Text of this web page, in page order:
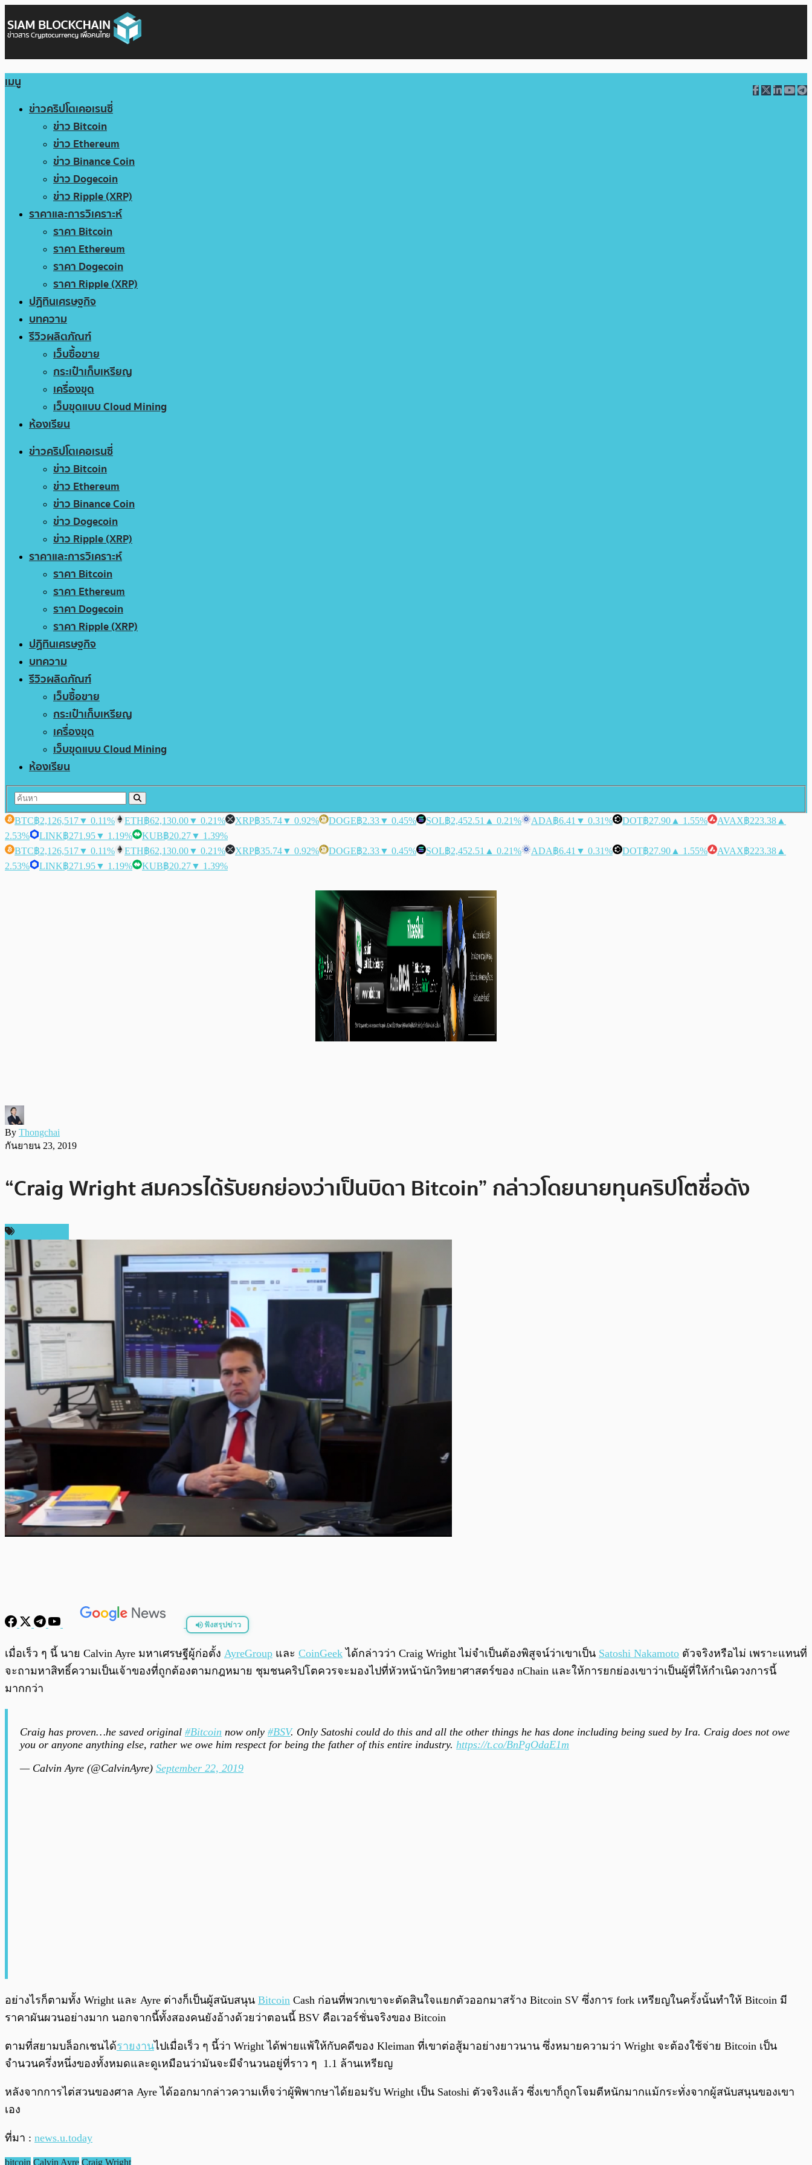
เมนู
ข่าวคริปโตเคอเรนซี่
ข่าว Bitcoin
ข่าว Ethereum
ข่าว Binance Coin
ข่าว Dogecoin
ข่าว Ripple (XRP)
ราคาและการวิเคราะห์
ราคา Bitcoin
ราคา Ethereum
ราคา Dogecoin
ราคา Ripple (XRP)
ปฏิทินเศรษฐกิจ
บทความ
รีวิวผลิตภัณฑ์
เว็บซื้อขาย
กระเป๋าเก็บเหรียญ
เครื่องขุด
เว็บขุดแบบ Cloud Mining
ห้องเรียน
ข่าวคริปโตเคอเรนซี่
ข่าว Bitcoin
ข่าว Ethereum
ข่าว Binance Coin
ข่าว Dogecoin
ข่าว Ripple (XRP)
ราคาและการวิเคราะห์
ราคา Bitcoin
ราคา Ethereum
ราคา Dogecoin
ราคา Ripple (XRP)
ปฏิทินเศรษฐกิจ
บทความ
รีวิวผลิตภัณฑ์
เว็บซื้อขาย
กระเป๋าเก็บเหรียญ
เครื่องขุด
เว็บขุดแบบ Cloud Mining
ห้องเรียน
BTC฿2,126,517▼ 0.11% ETH฿62,130.00▼ 0.21% XRP฿35.74▼ 0.92% DOGE฿2.33▼ 0.45% SOL฿2,452.51 ▲ 0.21% ADA฿6.41 ▼ 0.31% DOT฿27.90 ▲ 1.55% AVAX฿223.38 ▲
2.53%
LINK฿271.95▼ 1.19% KUB฿20.27▼ 1.39%
BTC฿2,126,517▼ 0.11% ETH฿62,130.00▼ 0.21% XRP฿35.74▼ 0.92% DOGE฿2.33▼ 0.45% SOL฿2,452.51 ▲ 0.21% ADA฿6.41 ▼ 0.31% DOT฿27.90 ▲ 1.55% AVAX฿223.38 ▲
2.53%
LINK฿271.95▼ 1.19% KUB฿20.27▼ 1.39%
By Thongchai
กันยายน 23, 2019
“Craig Wright สมควรได้รับยกย่องว่าเป็นบิดา Bitcoin” กล่าวโดยนายทุนคริปโตชื่อดัง
ฟังสรุปข่าว
พร้อมเล่น 0:00 /
เมื่อเร็ว ๆ นี้ นาย Calvin Ayre มหาเศรษฐีผู้ก่อตั้ง AyreGroup และ CoinGeek ได้กล่าวว่า Craig Wright ไม่จำเป็นต้องพิสูจน์ว่าเขาเป็น Satoshi Nakamoto ตัวจริงหรือไม่ เพราะแทนที่
จะถามหาสิทธิ์ความเป็นเจ้าของที่ถูกต้องตามกฎหมาย ชุมชนคริปโตควรจะมองไปที่หัวหน้านักวิทยาศาสตร์ของ nChain และให้การยกย่องเขาว่าเป็นผู้ที่ให้กำเนิดวงการนี้
มากกว่า
Craig has proven…he saved original #Bitcoin now only #BSV. Only Satoshi could do this and all the other things he has done including being sued by Ira. Craig does not owe
you or anyone anything else, rather we owe him respect for being the father of this entire industry. https://t.co/BnPgOdaE1m
— Calvin Ayre (@CalvinAyre) September 22, 2019
อย่างไรก็ตามทั้ง Wright และ Ayre ต่างก็เป็นผู้สนับสนุน Bitcoin Cash ก่อนที่พวกเขาจะตัดสินใจแยกตัวออกมาสร้าง Bitcoin SV ซึ่งการ fork เหรียญในครั้งนั้นทำให้ Bitcoin มี
ราคาผันผวนอย่างมาก นอกจากนี้ทั้งสองคนยังอ้างด้วยว่าตอนนี้ BSV คือเวอร์ชั่นจริงของ Bitcoin
ตามที่สยามบล็อกเชนได้รายงานไปเมื่อเร็ว ๆ นี้ว่า Wright ได้พ่ายแพ้ให้กับคดีของ Kleiman ที่เขาต่อสู้มาอย่างยาวนาน ซึ่งหมายความว่า Wright จะต้องใช้จ่าย Bitcoin เป็น
จำนวนครึ่งหนึ่งของทั้งหมดและดูเหมือนว่ามันจะมีจำนวนอยู่ที่ราว ๆ 1.1 ล้านเหรียญ
หลังจากการไต่สวนของศาล Ayre ได้ออกมากล่าวความเท็จว่าผู้พิพากษาได้ยอมรับ Wright เป็น Satoshi ตัวจริงแล้ว ซึ่งเขาก็ถูกโจมตีหนักมากแม้กระทั่งจากผู้สนับสนุนของเขา
เอง
ที่มา : news.u.today
bitcoin Calvin Ayre Craig Wright